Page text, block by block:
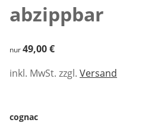
abzippbar
49,00 €
nur49,00 €
inkl. MwSt. zzgl. Versand
cognac